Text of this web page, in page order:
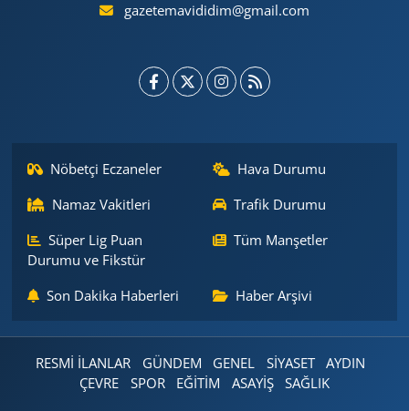
gazetemavididim@gmail.com
Nöbetçi Eczaneler
Hava Durumu
Namaz Vakitleri
Trafik Durumu
Süper Lig Puan
Durumu ve Fikstür
Tüm Manşetler
Son Dakika Haberleri Haber Arşivi
RESMİ İLANLAR GÜNDEM GENEL SİYASET
AYDIN
ÇEVRE
SPOR EĞİTİM ASAYİŞ
SAĞLIK